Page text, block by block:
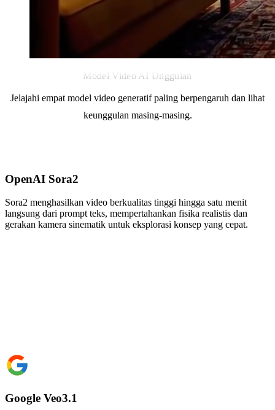
Model Video AI Unggulan
Jelajahi empat model video generatif paling berpengaruh dan lihat
keunggulan masing-masing.
OpenAI Sora2
Sora2 menghasilkan video berkualitas tinggi hingga satu menit
langsung dari prompt teks, mempertahankan fisika realistis dan
gerakan kamera sinematik untuk eksplorasi konsep yang cepat.
Google Veo3.1